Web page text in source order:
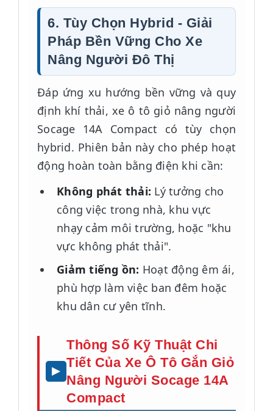
6. Tùy Chọn Hybrid - Giải
Pháp Bền Vững Cho Xe
Nâng Người Đô Thị
Đáp ứng xu hướng bền vững và quy
định khí thải, xe ô tô giỏ nâng người
Socage 14A Compact có tùy chọn
hybrid. Phiên bản này cho phép hoạt
động hoàn toàn bằng điện khi cần:
Không phát thải: Lý tưởng cho
công việc trong nhà, khu vực
nhạy cảm môi trường, hoặc "khu
vực không phát thải".
Giảm tiếng ồn: Hoạt động êm ái,
phù hợp làm việc ban đêm hoặc
khu dân cư yên tĩnh.
Thông Số Kỹ Thuật Chi
Tiết Của Xe Ô Tô Gắn Giỏ
Nâng Người Socage 14A
Compact